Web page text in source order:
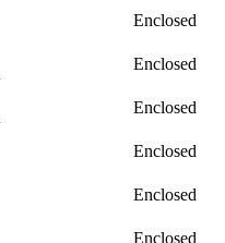
Enclosed
Enclosed
Enclosed
Enclosed
Enclosed
Enclosed